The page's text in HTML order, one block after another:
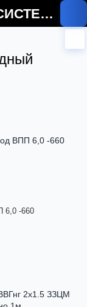
СУЧАСНІ ЕЛЕКТРОСИСТЕМИ
6,0 -660